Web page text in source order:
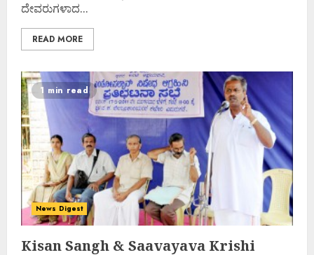
ದೇವರುಗಳಾದ...
READ MORE
1 min read
News Digest
Kisan Sangh & Saavayava Krishi